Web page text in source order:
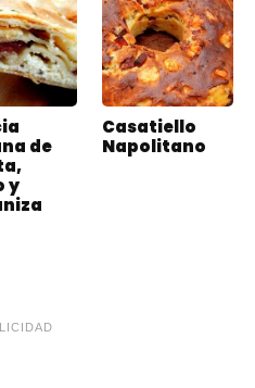
de
y
Casatiello
Napolitano